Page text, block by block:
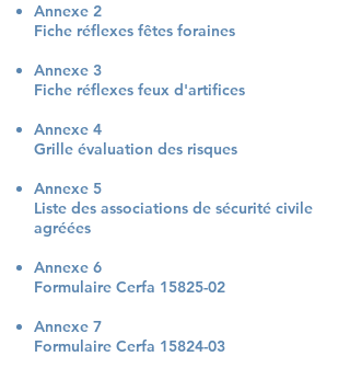
Annexe 2
Fiche réflexes fêtes foraines
Annexe 3
Fiche réflexes feux d'artifices
Annexe 4
Grille évaluation des risques
Annexe 5
Liste des associations de sécurité civile
agréées
Annexe 6
Formulaire Cerfa 15825-02
Annexe 7
Formulaire Cerfa 15824-03